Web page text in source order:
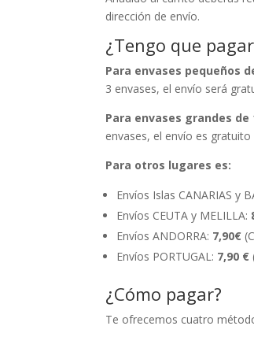
dirección de envío.
¿Tengo que
Para envases pequeños
3 envases, el envío será
Para envases grandes de
envases, el envío es
Para otros lugares es:
Envíos Islas CANARIAS y
Envíos CEUTA y MELILLA:
Envíos ANDORRA: 7,90€
Envíos PORTUGAL: 7,90 €
¿Cómo pagar?
Te ofrecemos cuatro